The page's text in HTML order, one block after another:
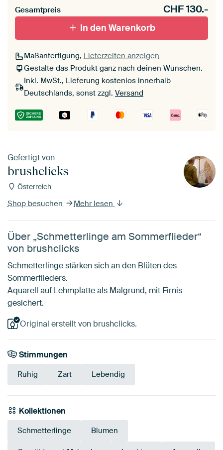
Gesamtpreis CHF130.-
In den Warenkorb
Maßanfertigung, Lieferzeiten anzeigen
Gestalte das Produkt ganz nach deinen Wünschen.
Inkl. MwSt., Lieferung kostenlos innerhalb
Deutschlands, sonst zzgl. Versand
Gefertigt von
brushclicks
Österreich
Shop besuchen Mehr lesen
Über „Schmetterlinge am Sommerflieder“
von brushclicks
Schmetterlinge stärken sich an den Blüten des
Sommerflieders.
Aquarell auf Lehmplatte als Malgrund, mit Firnis
gesichert.
Original erstellt von brushclicks.
Stimmungen
Ruhig Zart Lebendig
Kollektionen
Schmetterlinge Blumen